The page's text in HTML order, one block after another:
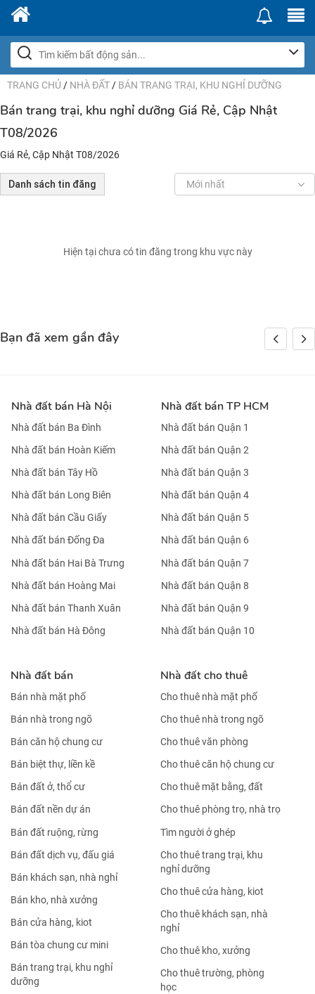
TRANG CHỦ / NHÀ ĐẤT / BÁN TRANG TRẠI, KHU NGHỈ DƯỠNG
Bán trang trại, khu nghỉ dưỡng Giá Rẻ, Cập Nhật
T08/2026
Giá Rẻ, Cập Nhật T08/2026
Danh sách tin đăng Mới nhất
Hiện tại chưa có tin đăng trong khu vực này
Bạn đã xem gần đây
Nhà đất bán Hà Nội
Nhà đất bán Ba Đình
Nhà đất bán Hoàn Kiếm
Nhà đất bán Tây Hồ
Nhà đất bán Long Biên
Nhà đất bán Cầu Giấy
Nhà đất bán Đống Đa
Nhà đất bán Hai Bà Trưng
Nhà đất bán Hoàng Mai
Nhà đất bán Thanh Xuân
Nhà đất bán Hà Đông
Nhà đất bán TP HCM
Nhà đất bán Quận 1
Nhà đất bán Quận 2
Nhà đất bán Quận 3
Nhà đất bán Quận 4
Nhà đất bán Quận 5
Nhà đất bán Quận 6
Nhà đất bán Quận 7
Nhà đất bán Quận 8
Nhà đất bán Quận 9
Nhà đất bán Quận 10
Nhà đất bán
Bán nhà mặt phố
Bán nhà trong ngõ
Bán căn hộ chung cư
Bán biệt thự, liền kề
Bán đất ở, thổ cư
Bán đất nền dự án
Bán đất ruộng, rừng
Bán đất dịch vụ, đấu giá
Bán khách sạn, nhà nghỉ
Bán kho, nhà xưởng
Bán cửa hàng, kiot
Bán tòa chung cư mini
Bán trang trại, khu nghỉ
dưỡng
Nhà đất cho thuê
Cho thuê nhà mặt phố
Cho thuê nhà trong ngõ
Cho thuê văn phòng
Cho thuê căn hộ chung cư
Cho thuê mặt bằng, đất
Cho thuê phòng trọ, nhà trọ
Tìm người ở ghép
Cho thuê trang trại, khu
nghỉ dưỡng
Cho thuê cửa hàng, kiot
Cho thuê khách sạn, nhà
nghỉ
Cho thuê kho, xưởng
Cho thuê trường, phòng
học